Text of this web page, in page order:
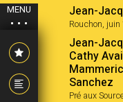
MENU Jean-
Rouchon, juin
Jean-
Cathy
Sanchez
Pré aux